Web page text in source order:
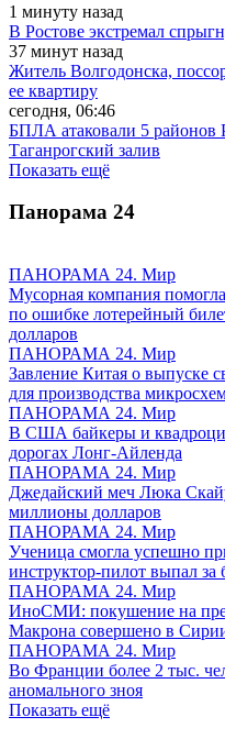
1 минуту назад
В Ростове экстремал
37 минут назад
Житель Волгодонска,
ее квартиру
сегодня, 06:46
БПЛА атаковали 5 районов
Таганрогский залив
Показать ещё
Панорама 24
ПАНОРАМА 24. Мир
Мусорная компания
по ошибке лотерейный
долларов
ПАНОРАМА 24. Мир
Завление Китая о выпуске
для производства
ПАНОРАМА 24. Мир
В США байкеры и
дорогах Лонг-Айленда
ПАНОРАМА 24. Мир
Джедайский меч Люка
миллионы долларов
ПАНОРАМА 24. Мир
Ученица смогла успешно
инструктор-пилот выпал за
ПАНОРАМА 24. Мир
ИноСМИ: покушение на
Макрона совершено в
ПАНОРАМА 24. Мир
Во Франции более 2 тыс.
аномального зноя
Показать ещё